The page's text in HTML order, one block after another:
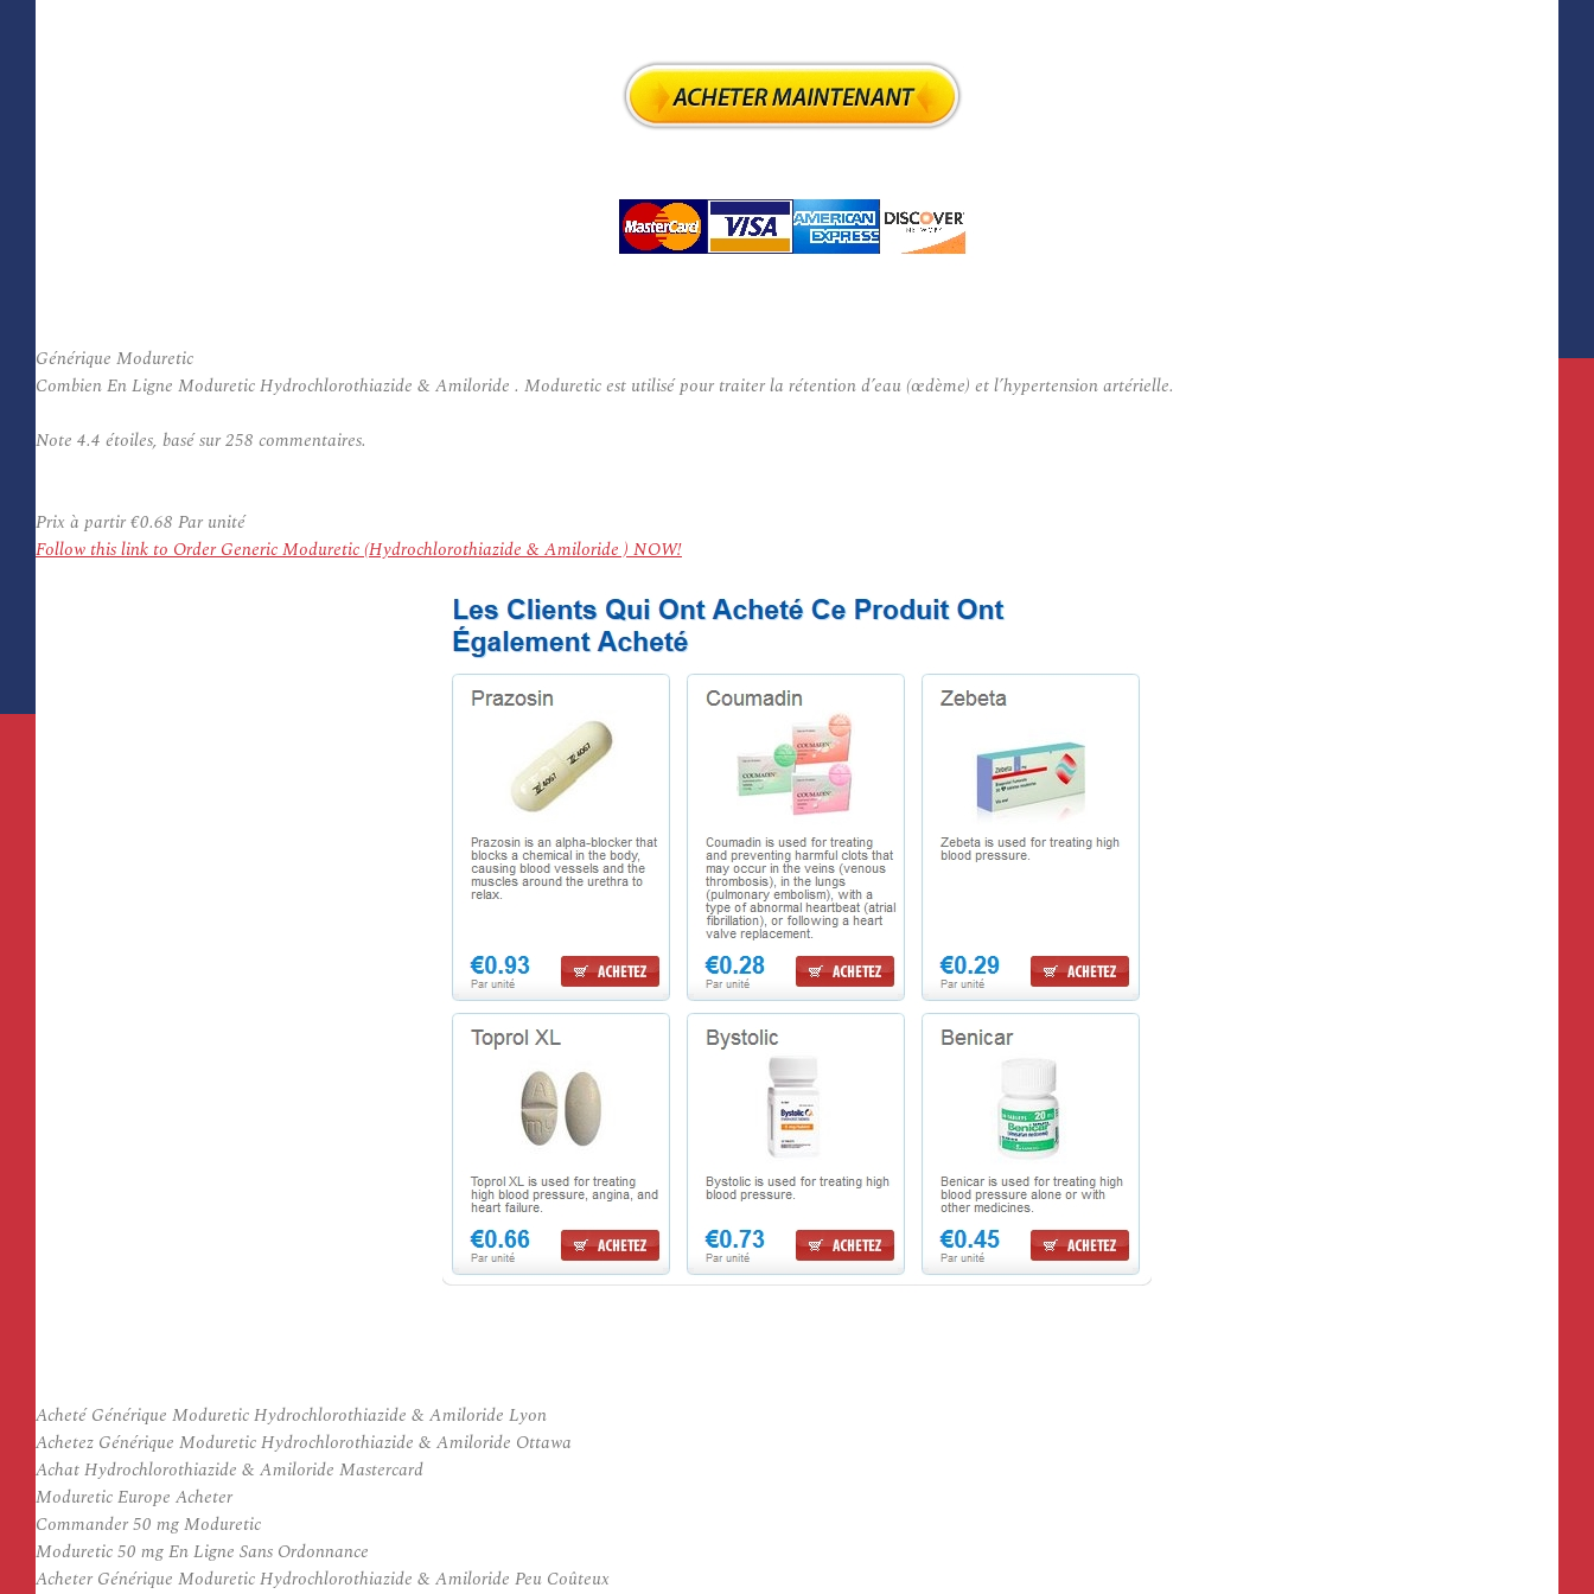
Générique Moduretic
Combien En Ligne Moduretic Hydrochlorothiazide & Amiloride . Moduretic est utilisé pour traiter la rétention d’eau (œdème) et l’hypertension artérielle.
Note 4.4 étoiles, basé sur258 commentaires.
Prix à partir€0.68 Par unité
Follow this link to Order Generic Moduretic (Hydrochlorothiazide & Amiloride ) NOW!
Acheté Générique Moduretic Hydrochlorothiazide & Amiloride Lyon
Achetez Générique Moduretic Hydrochlorothiazide & Amiloride Ottawa
Achat Hydrochlorothiazide & Amiloride Mastercard
Moduretic Europe Acheter
Commander 50 mg Moduretic
Moduretic 50 mg En Ligne Sans Ordonnance
Acheter Générique Moduretic Hydrochlorothiazide & Amiloride Peu Coûteux